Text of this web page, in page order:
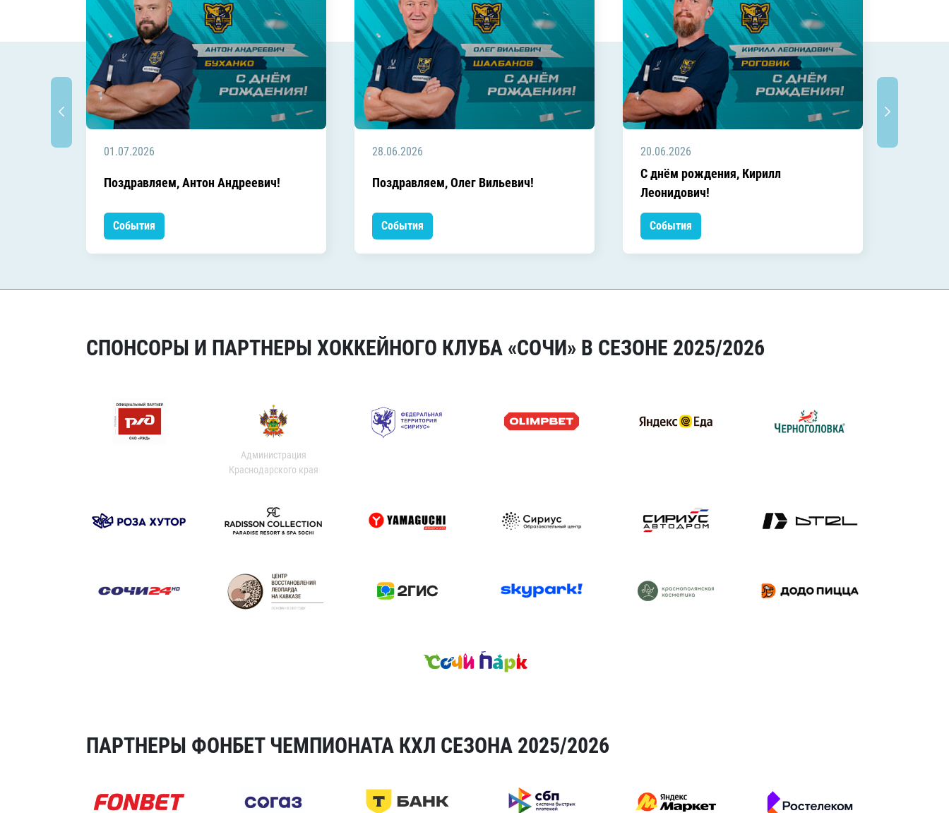
01.07.2026
Поздравляем, Антон Андреевич!
События
28.06.2026
Поздравляем, Олег Вильевич!
События
20.06.2026
C днём рождения, Кирилл
Леонидович!
События
СПОНСОРЫ И ПАРТНЕРЫ ХОККЕЙНОГО КЛУБА «СОЧИ» В СЕЗОНЕ 2025/2026
Администрация
Краснодарского края
ПАРТНЕРЫ ФОНБЕТ ЧЕМПИОНАТА КХЛ СЕЗОНА 2025/2026